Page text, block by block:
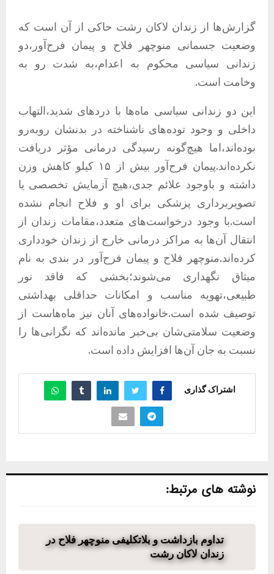
گزارش‌ها از زندان لاکان رشت حاکی از آن است که
وضعیت جسمانی منوچهر فلاح و پیمان فرح‌آور،دو
زندانی سیاسی محکوم‌ به ‌اعدام،به‌ شدت رو به
وخامت است.
این دو زندانی سیاسی ماه‌ها با دردهای شدید،التهاب
داخلی و وجود توده‌های ناشناخته در بدنشان روبه‌رو
بوده‌اند،اما هیچ‌گونه رسیدگی درمانی مؤثر دریافت
نکرده‌اند.پیمان فرح‌آور بیش از ۱۵ کیلو کاهش وزن
داشته و باوجود علائم جدی،هیچ آزمایش تخصصی یا
تصویربرداری پزشکی برای او و فلاح انجام نشده
است.با وجود درخواست‌های متعدد،مقامات زندان از
انتقال آن‌ها به مراکز درمانی خارج از زندان خودداری
کرده‌اند.منوچهر فلاح و پیمان فرح‌آور در بندی به نام
میثاق نگهداری می‌شوند؛بخشی که فاقد نور
طبیعی،تهویه مناسب و امکانات حداقلی بهداشتی
توصیف شده است.خانواده‌های آنان نیز ماه‌هاست از
وضعیت سلامتی‌شان بی‌خبر مانده‌اند که نگرانی‌ها را
نسبت به جان آن‌ها افزایش داده است.
اشتراک گذاری
نوشته های مرتبط:
تداوم بازداشت و بلاتکلیفی منوچهر فلاح در
زندان لاکان رشت